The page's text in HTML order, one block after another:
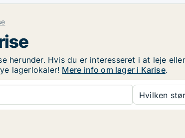
herunder. Hvis du er interesseret i at leje
lagerlokaler! Mere info om lager i Karise.
Hvilken